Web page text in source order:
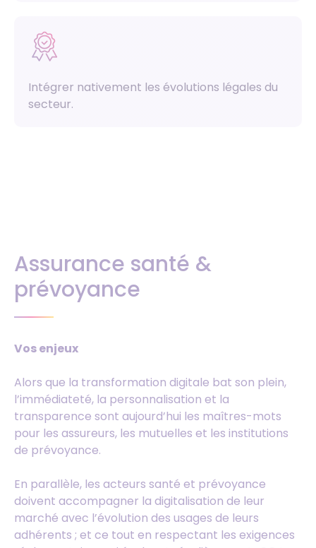
Intégrer nativement les évolutions légales du
secteur.
Assurance santé &
prévoyance
Vos enjeux
Alors que la transformation digitale bat son plein,
l’immédiateté, la personnalisation et la
transparence sont aujourd’hui les maîtres-mots
pour les assureurs, les mutuelles et les institutions
de prévoyance.
En parallèle, les acteurs santé et prévoyance
doivent accompagner la digitalisation de leur
marché avec l’évolution des usages de leurs
adhérents ; et ce tout en respectant les exigences